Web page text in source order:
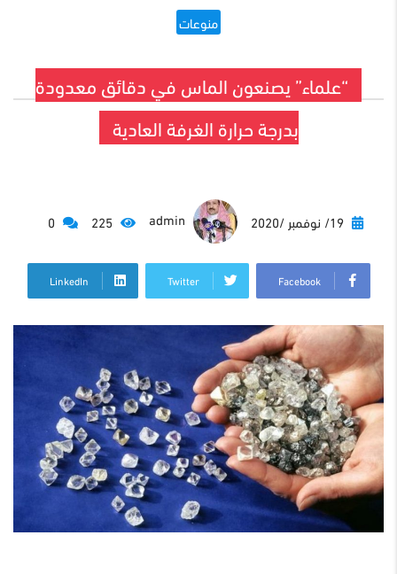
منوعات
“علماء” يصنعون الماس في دقائق معدودة
بدرجة حرارة الغرفة العادية
19/ نوفمبر /2020
Facebook
Twitter
LinkedIn